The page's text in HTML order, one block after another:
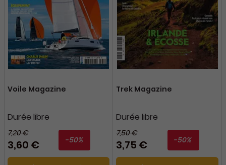
Voile Magazine
Durée libre
7,20 €
3,60 € -50%
Trek Magazine
Durée libre
7,50 €
3,75 € -50%